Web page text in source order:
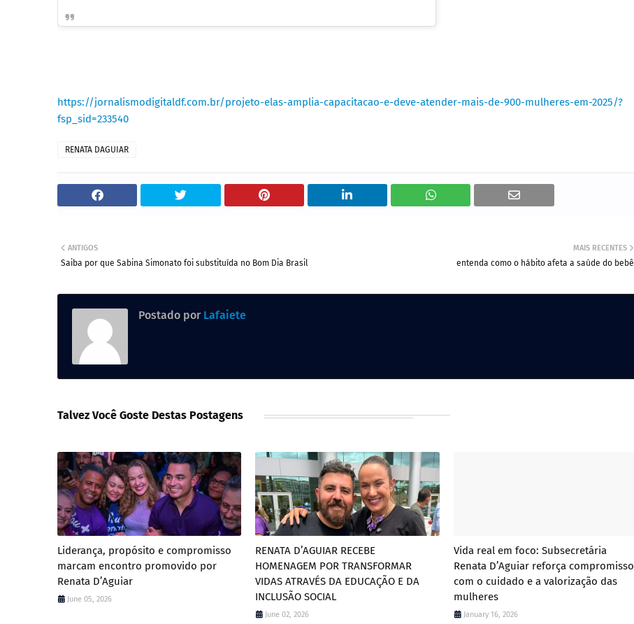
https://jornalismodigitaldf.com.br/projeto-elas-amplia-capacitacao-e-deve-atender-mais-de-900-mulheres-em-2025/?
fsp_sid=233540
RENATA DAGUIAR
MAIS RECENTES
entenda como o hábito afeta a saúde do bebê
ANTIGOS
Saiba por que Sabina Simonato foi substituída no Bom Dia Brasil
Postado por Lafaiete
Talvez Você Goste Destas Postagens
Liderança, propósito e compromisso
marcam encontro promovido por
Renata D’Aguiar
June 05, 2026
RENATA D’AGUIAR RECEBE
HOMENAGEM POR TRANSFORMAR
VIDAS ATRAVÉS DA EDUCAÇÃO E DA
INCLUSÃO SOCIAL
June 02, 2026
Vida real em foco: Subsecretária
Renata D’Aguiar reforça compromisso
com o cuidado e a valorização das
mulheres
January 16, 2026